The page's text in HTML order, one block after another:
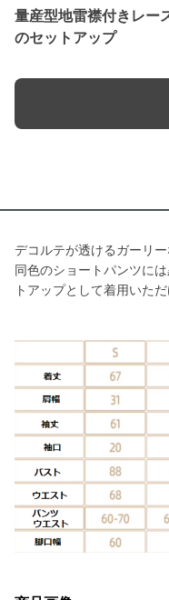
量産型地雷襟付きレー
のセットアップ
デコルテが透けるガーリ
同色のショートパンツに
トアップとして着用いた